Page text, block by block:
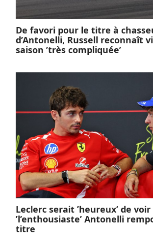
De favori pour le titre à
d’Antonelli, Russell reconnaît
saison ’très compliquée’
Leclerc serait ’heureux’ de voir
’l’enthousiaste’ Antonelli
titre